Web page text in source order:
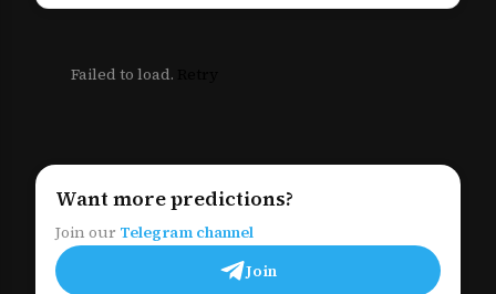
Failed to load.
Want more predictions?
Join our Telegram channel
Join